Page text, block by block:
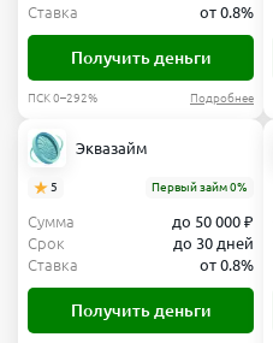
Ставка
от 0.8%
Получить деньги
ПСК 0–292% Подробнее
Эквазайм
5 Первый займ 0%
Сумма
до 50 000 ₽
Срок
до 30 дней
Ставка
от 0.8%
Получить деньги